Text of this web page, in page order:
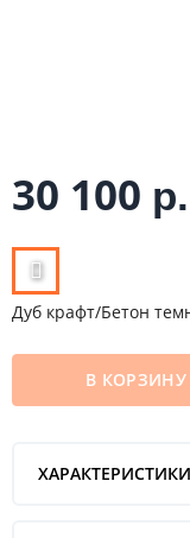
30 100 р.
Дуб крафт/Бетон
В КОРЗИНУ
ХАРАКТЕРИСТИКИ